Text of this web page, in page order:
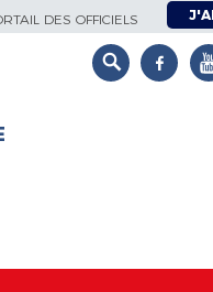
DES OFFICIELS